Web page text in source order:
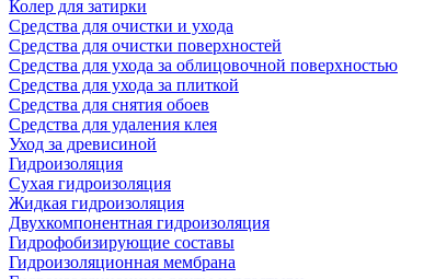
Колер для затирки
Средства для очистки и ухода
Средства для очистки поверхностей
Средства для ухода за облицовочной поверхностью
Средства для ухода за плиткой
Средства для снятия обоев
Средства для удаления клея
Уход за древисиной
Гидроизоляция
Сухая гидроизоляция
Жидкая гидроизоляция
Двухкомпонентная гидроизоляция
Гидрофобизирующие составы
Гидроизоляционная мембрана